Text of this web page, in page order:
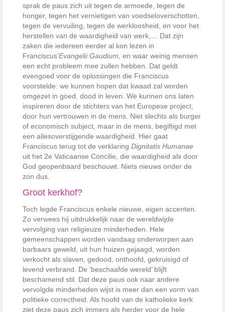
sprak de paus zich uit tegen de armoede, tegen de
honger, tegen het vernietigen van voedseloverschotten,
tegen de vervuiling, tegen de werkloosheid, en voor het
herstellen van de waardigheid van werk,… Dat zijn
zaken die iedereen eerder al kon lezen in
Franciscus’Evangelii Gaudium, en waar weinig mensen
een echt probleem mee zullen hebben. Dat geldt
evengoed voor de oplossingen die Franciscus
voorstelde: we kunnen hopen dat kwaad zal worden
omgezet in goed, dood in leven. We kunnen ons laten
inspireren door de stichters van het Europese project,
door hun vertrouwen in de mens. Niet slechts als burger
of economisch subject, maar in de mens, begiftigd met
een allesoverstijgende waardigheid. Hier gaat
Franciscus terug tot de verklaring Dignitatis Humanae
uit het 2e Vaticaanse Concilie, die waardigheid als door
God geopenbaard beschouwt. Niets nieuws onder de
zon dus.
Groot kerkhof?
Toch legde Franciscus enkele nieuwe, eigen accenten.
Zo verwees hij uitdrukkelijk naar de wereldwijde
vervolging van religieuze minderheden. Hele
gemeenschappen worden vandaag onderworpen aan
barbaars geweld, uit hun huizen gejaagd, worden
verkocht als slaven, gedood, onthoofd, gekruisigd of
levend verbrand. De ‘beschaafde wereld’ blijft
beschamend stil. Dat deze paus ook naar andere
vervolgde minderheden wijst is meer dan een vorm van
politieke correctheid. Als hoofd van de katholieke kerk
ziet deze paus zich immers als herder voor de hele